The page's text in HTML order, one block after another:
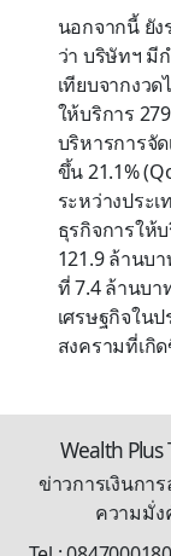
นอกจากนี้ ยัง
ว่า บริษัทฯ มี
เทียบจากงว
ให้บริการ
บริหารการจั
ขึ้น 21.1%
ระหว่างประ
ธุรกิจการให้
121.9 ล้านบ
ที่ 7.4 ล้านบา
เศรษฐกิจใน
สงครามที่เกิ
Wealth Plus
ข่าวการเงินกา
ความมั่ง